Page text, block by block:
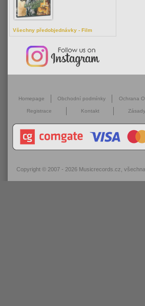
Všechny předobjednávky - Film
Homepage Obchodní podmínky Ochrana
Registrace Kontakt
Copyright © 2007 - 2026 Musicrecords.cz ,